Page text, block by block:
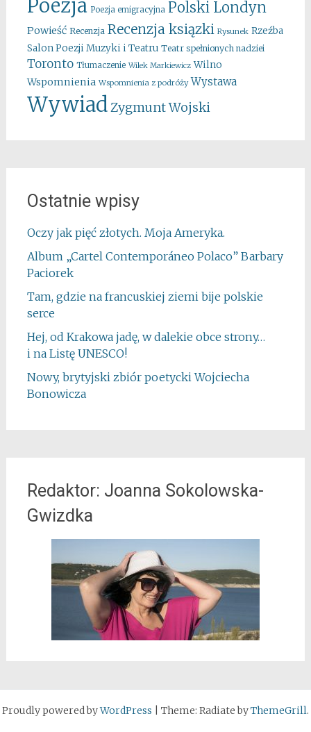
Poezja Poezja emigracyjna Polski Londyn
Powieść Recenzja Recenzja ksiązki Rysunek Rzeźba
Salon Poezji Muzyki i Teatru Teatr spełnionych nadziei
Toronto Tłumaczenie Wilek Markiewicz Wilno
Wspomnienia Wspomnienia z podróży Wystawa
WywiadZygmunt Wojski
Ostatnie wpisy
Oczy jak pięć złotych. Moja Ameryka.
Album „Cartel Contemporáneo Polaco” Barbary
Paciorek
Tam, gdzie na francuskiej ziemi bije polskie
serce
Hej, od Krakowa jadę, w dalekie obce strony…
i na Listę UNESCO!
Nowy, brytyjski zbiór poetycki Wojciecha
Bonowicza
Redaktor: Joanna Sokolowska-
Gwizdka
Proudly powered byWordPress Theme: Radiate byThemeGrill.